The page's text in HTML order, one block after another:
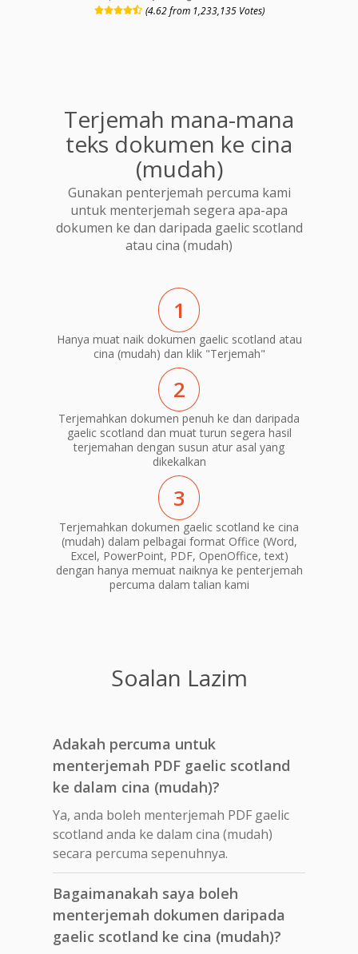
(4.62 from 1,233,135 Votes)
Terjemah mana-mana
teks dokumen ke cina
(mudah)
Gunakan penterjemah percuma kami
untuk menterjemah segera apa-apa
dokumen ke dan daripada gaelic scotland
atau cina (mudah)
1
Hanya muat naik dokumen gaelic scotland atau
cina (mudah) dan klik "Terjemah"
2
Terjemahkan dokumen penuh ke dan daripada
gaelic scotland dan muat turun segera hasil
terjemahan dengan susun atur asal yang
dikekalkan
3
Terjemahkan dokumen gaelic scotland ke cina
(mudah) dalam pelbagai format Office (Word,
Excel, PowerPoint, PDF, OpenOffice, text)
dengan hanya memuat naiknya ke penterjemah
percuma dalam talian kami
Soalan Lazim
Adakah percuma untuk
menterjemah PDF gaelic scotland
ke dalam cina (mudah)?
Ya, anda boleh menterjemah PDF gaelic
scotland anda ke dalam cina (mudah)
secara percuma sepenuhnya.
Bagaimanakah saya boleh
menterjemah dokumen daripada
gaelic scotland ke cina (mudah)?